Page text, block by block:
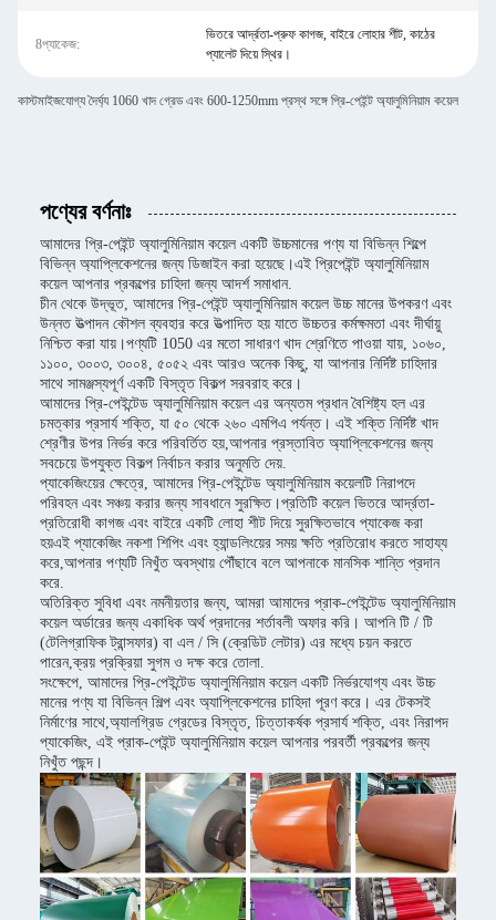
8প্যাকেজ:
ভিতরে আর্দ্রতা-প্রুফ কাগজ, বাইরে লোহার শীট, কাঠের
প্যালেট দিয়ে স্থির।
কাস্টমাইজযোগ্য দৈর্ঘ্য 1060 খাদ গ্রেড এবং 600-1250mm প্রস্থ সঙ্গে প্রি-পেইন্ট অ্যালুমিনিয়াম কয়েল
পণ্যের বর্ণনাঃ
আমাদের প্রি-পেইন্ট অ্যালুমিনিয়াম কয়েল একটি উচ্চমানের পণ্য যা বিভিন্ন শিল্পে
বিভিন্ন অ্যাপ্লিকেশনের জন্য ডিজাইন করা হয়েছে।এই প্রিপেইন্ট অ্যালুমিনিয়াম
কয়েল আপনার প্রকল্পের চাহিদা জন্য আদর্শ সমাধান.
চীন থেকে উদ্ভূত, আমাদের প্রি-পেইন্ট অ্যালুমিনিয়াম কয়েল উচ্চ মানের উপকরণ এবং
উন্নত উত্পাদন কৌশল ব্যবহার করে উত্পাদিত হয় যাতে উচ্চতর কর্মক্ষমতা এবং দীর্ঘায়ু
নিশ্চিত করা যায়।পণ্যটি 1050 এর মতো সাধারণ খাদ শ্রেণিতে পাওয়া যায়, ১০৬০,
১১০০, ৩০০৩, ৩০০৪, ৫০৫২ এবং আরও অনেক কিছু, যা আপনার নির্দিষ্ট চাহিদার
সাথে সামঞ্জস্যপূর্ণ একটি বিস্তৃত বিকল্প সরবরাহ করে।
আমাদের প্রি-পেইন্টেড অ্যালুমিনিয়াম কয়েল এর অন্যতম প্রধান বৈশিষ্ট্য হল এর
চমত্কার প্রসার্য শক্তি, যা ৫০ থেকে ২৬০ এমপিএ পর্যন্ত। এই শক্তি নির্দিষ্ট খাদ
শ্রেণীর উপর নির্ভর করে পরিবর্তিত হয়,আপনার প্রস্তাবিত অ্যাপ্লিকেশনের জন্য
সবচেয়ে উপযুক্ত বিকল্প নির্বাচন করার অনুমতি দেয়.
প্যাকেজিংয়ের ক্ষেত্রে, আমাদের প্রি-পেইন্টেড অ্যালুমিনিয়াম কয়েলটি নিরাপদে
পরিবহন এবং সঞ্চয় করার জন্য সাবধানে সুরক্ষিত।প্রতিটি কয়েল ভিতরে আর্দ্রতা-
প্রতিরোধী কাগজ এবং বাইরে একটি লোহা শীট দিয়ে সুরক্ষিতভাবে প্যাকেজ করা
হয়এই প্যাকেজিং নকশা শিপিং এবং হ্যান্ডলিংয়ের সময় ক্ষতি প্রতিরোধ করতে সাহায্য
করে,আপনার পণ্যটি নিখুঁত অবস্থায় পৌঁছাবে বলে আপনাকে মানসিক শান্তি প্রদান
করে.
অতিরিক্ত সুবিধা এবং নমনীয়তার জন্য, আমরা আমাদের প্রাক-পেইন্টেড অ্যালুমিনিয়াম
কয়েল অর্ডারের জন্য একাধিক অর্থ প্রদানের শর্তাবলী অফার করি। আপনি টি / টি
(টেলিগ্রাফিক ট্রান্সফার) বা এল / সি (ক্রেডিট লেটার) এর মধ্যে চয়ন করতে
পারেন,ক্রয় প্রক্রিয়া সুগম ও দক্ষ করে তোলা.
সংক্ষেপে, আমাদের প্রি-পেইন্টেড অ্যালুমিনিয়াম কয়েল একটি নির্ভরযোগ্য এবং উচ্চ
মানের পণ্য যা বিভিন্ন শিল্প এবং অ্যাপ্লিকেশনের চাহিদা পূরণ করে। এর টেকসই
নির্মাণের সাথে,অ্যালগ্রিড গ্রেডের বিস্তৃত, চিত্তাকর্ষক প্রসার্য শক্তি, এবং নিরাপদ
প্যাকেজিং, এই প্রাক-পেইন্ট অ্যালুমিনিয়াম কয়েল আপনার পরবর্তী প্রকল্পের জন্য
নিখুঁত পছন্দ।